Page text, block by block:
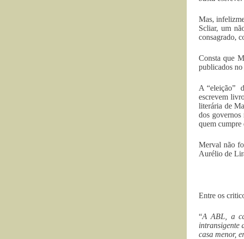
Mas,
Scliar, um
consagrado,
Consta que
publicados
A “eleição”
escrevem
literária de
dos governos
quem cumpre
Merval não
Aurélio de
Entre os
“A ABL, a
intransigente
casa menor,